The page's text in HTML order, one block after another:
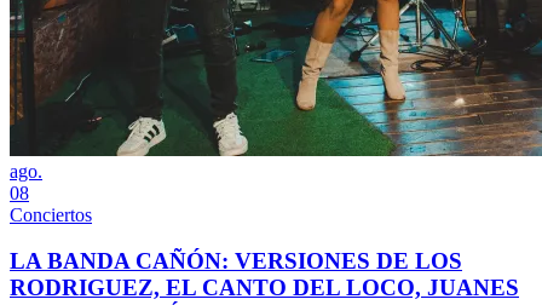
ago.
08
Conciertos
LA BANDA CAÑÓN: VERSIONES DE LOS
RODRIGUEZ, EL CANTO DEL LOCO, JUANES